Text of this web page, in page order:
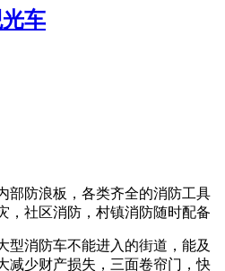
车
部防浪板，各类齐全的消防工具
，社区消防，村镇消防随时配备
型消防车不能进入的街道，能及
减少财产损失，三面卷帘门，快